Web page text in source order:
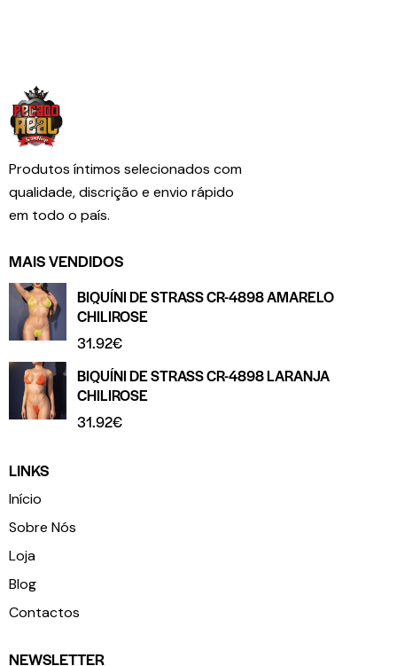
Produtos íntimos selecionados com
qualidade, discrição e envio rápido
em todo o país.
MAIS VENDIDOS
BIQUÍNI DE STRASS CR-4898 AMARELO
CHILIROSE
31.92€
BIQUÍNI DE STRASS CR-4898 LARANJA
CHILIROSE
31.92€
LINKS
Início
Sobre Nós
Loja
Blog
Contactos
NEWSLETTER